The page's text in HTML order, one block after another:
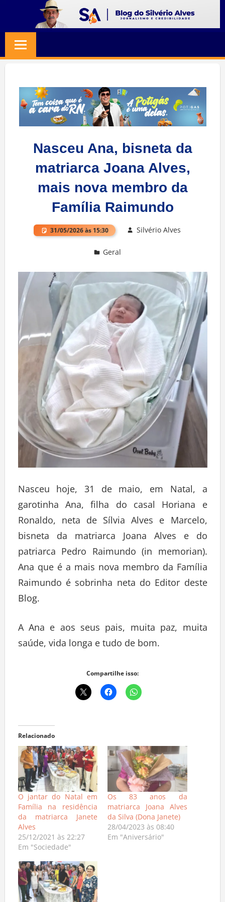
content
SILVERIO
ALVES
Jornalismo
Credibilidade
Nasceu Ana, bisneta da
matriarca Joana Alves,
mais nova membro da
Família Raimundo
31/05/2026 às 15:30 Silvério Alves
Geral
Nasceu hoje, 31 de maio, em Natal, a
garotinha Ana, filha do casal Horiana e
Ronaldo, neta de Sílvia Alves e Marcelo,
bisneta da matriarca Joana Alves e do
patriarca Pedro Raimundo (in memorian).
Ana que é a mais nova membro da Família
Raimundo é sobrinha neta do Editor deste
Blog.
A Ana e aos seus pais, muita paz, muita
saúde, vida longa e tudo de bom.
Compartilhe isso:
Relacionado
O jantar do Natal em
Família na residência
da matriarca Janete
Alves
25/12/2021 às 22:27
Em "Sociedade"
Os 83 anos da
matriarca Joana Alves
da Silva (Dona Janete)
28/04/2023 às 08:40
Em "Aniversário"